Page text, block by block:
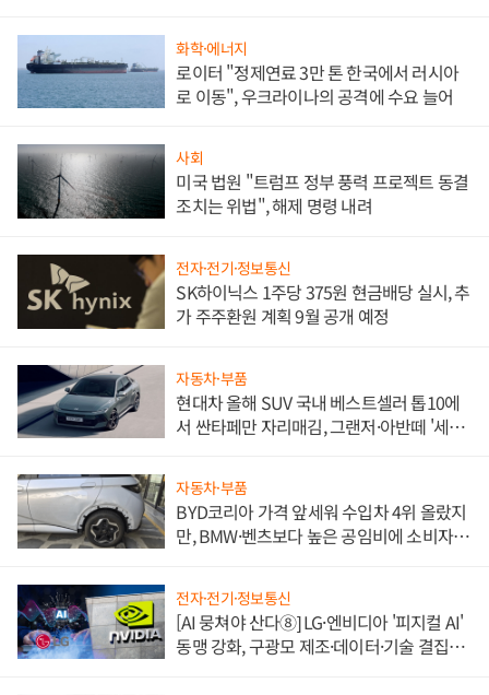
화학·에너지
로이터 "정제연료 3만 톤 한국에서 러시아
로 이동", 우크라이나의 공격에 수요 늘어
사회
미국 법원 "트럼프 정부 풍력 프로젝트 동결
조치는 위법", 해제 명령 내려
전자·전기·정보통신
SK하이닉스 1주당 375원 현금배당 실시, 추
가 주주환원 계획 9월 공개 예정
자동차·부품
현대차 올해 SUV 국내 베스트셀러 톱10에
서 싼타페만 자리매김, 그랜저·아반떼 '세단
자동차·부품
BYD코리아 가격 앞세워 수입차 4위 올랐지
만, BMW·벤츠보다 높은 공임비에 소비자
전자·전기·정보통신
[AI 뭉쳐야 산다⑧] LG·엔비디아 '피지컬 AI'
동맹 강화, 구광모 제조·데이터·기술 결집